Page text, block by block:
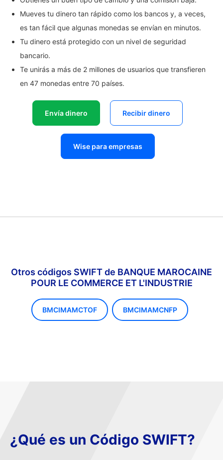
Mueves tu dinero tan rápido como los bancos y, a veces,
es tan fácil que algunas monedas se envían en minutos.
Tu dinero está protegido con un nivel de seguridad
bancario.
Te unirás a más de 2 millones de usuarios que transfieren
en 47 monedas entre 70 países.
Envía dinero Recibir dinero
Wise para empresas
Otros códigos SWIFT de BANQUE MAROCAINE
POUR LE COMMERCE ET L'INDUSTRIE
BMCIMAMCTOF BMCIMAMCNFP
¿Qué es un Código SWIFT?